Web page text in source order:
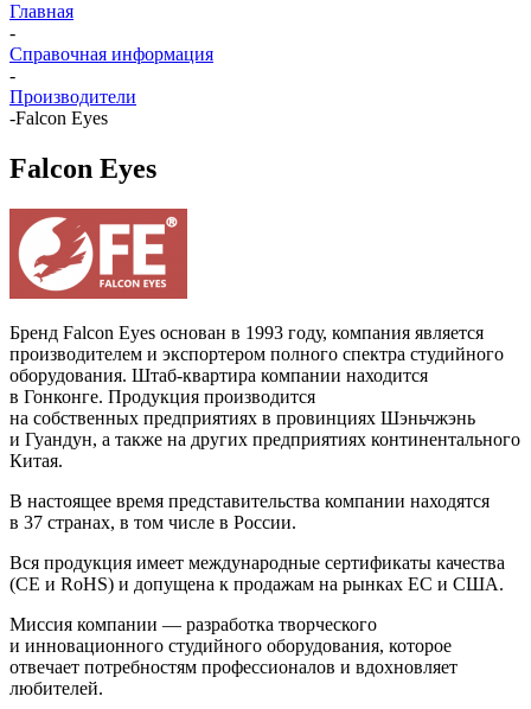
Главная
-
Справочная информация
-
Производители
-Falcon Eyes
Falcon Eyes
Бренд Falcon Eyes основан в 1993 году, компания является
производителем и экспортером полного спектра студийного
оборудования. Штаб-квартира компании находится
в Гонконге. Продукция производится
на собственных предприятиях в провинциях Шэньчжэнь
и Гуандун, а также на других предприятиях континентального
Китая.
В настоящее время представительства компании находятся
в 37 странах, в том числе в России.
Вся продукция имеет международные сертификаты качества
(CE и RoHS) и допущена к продажам на рынках ЕС и США.
Миссия компании — разработка творческого
и инновационного студийного оборудования, которое
отвечает потребностям профессионалов и вдохновляет
любителей.